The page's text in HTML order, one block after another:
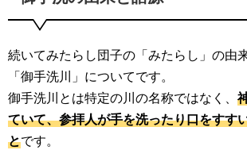
続いてみたらし団子の「みたらし」の由
「御手洗川」についてです。
御手洗川とは特定の川の名称ではなく、
ていて、参拝人が手を洗ったり口をすす
とです。